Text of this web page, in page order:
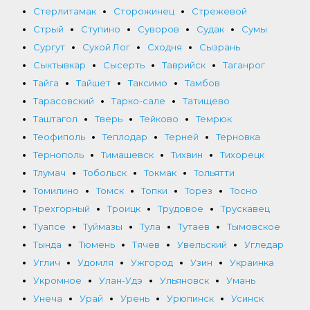
Стерлитамак
Сторожинец
Стрежевой
Стрый
Ступино Суворов Судак
Сумы
Сургут
Сухой Лог Сходня
Сызрань
Сыктывкар
Сысерть Таврийск
Таганрог
Тайга
Тайшет Таксимо
Тамбов
Тарасовский
Тарко-сале
Татищево
Таштагол
Тверь Тейково
Темрюк
Теофиполь
Теплодар Терней
Терновка
Тернополь
Тимашевск Тихвин
Тихорецк
Тлумач
Тобольск Токмак
Тольятти
Томилино
Томск Топки Торез
Тосно
Трехгорный
Троицк Трудовое
Трускавец
Туапсе
Туймазы Тула Тутаев
Тымовское
Тында
Тюмень Тячев Увельский
Угледар
Углич
Удомля Ужгород Узин
Украинка
Укромное
Улан-Удэ Ульяновск
Умань
Унеча
Урай Урень Урюпинск
Усинск